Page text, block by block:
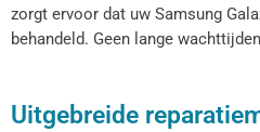
zorgt ervoor dat uw Samsung
behandeld. Geen lange
Uitgebreide